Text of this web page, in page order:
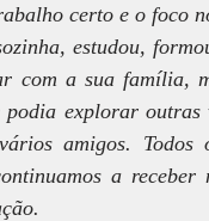
certo e o foco
estudou,
com a sua família,
podia explorar
amigos.
a